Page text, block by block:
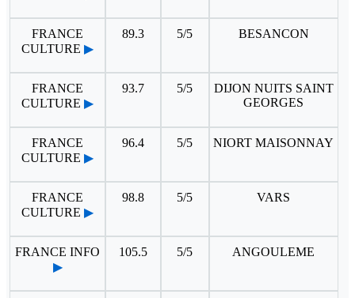
FRANCE
CULTURE ▶
89.3 5/5 BESANCON
FRANCE
CULTURE ▶
93.7 5/5
DIJON NUITS SAINT
GEORGES
FRANCE
CULTURE ▶
96.4 5/5 NIORT MAISONNAY
FRANCE
CULTURE ▶
98.8 5/5 VARS
FRANCE INFO
▶
105.5 5/5 ANGOULEME